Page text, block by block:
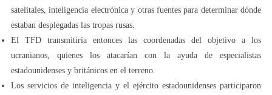
satelitales, inteligencia electrónica y otras fuentes para determinar dónde
estaban desplegadas las tropas rusas.
El TFD transmitiría entonces las coordenadas del objetivo a los
ucranianos, quienes los atacarían con la ayuda de especialistas
estadounidenses y británicos en el terreno.
Los servicios de inteligencia y el ejército estadounidenses participaron